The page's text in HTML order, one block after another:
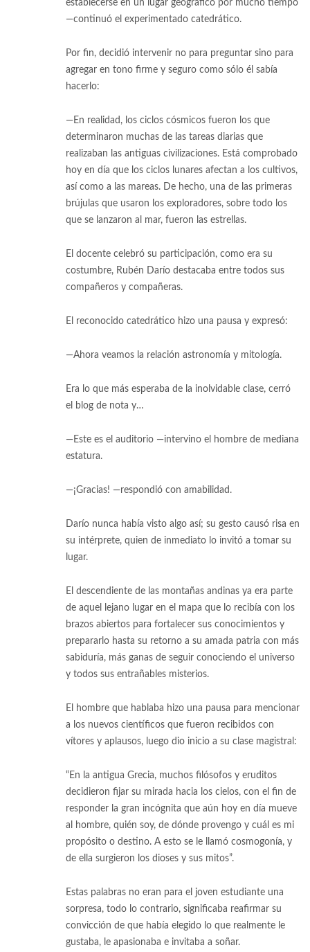
establecerse en un lugar geográfico por mucho tiempo
—continuó el experimentado catedrático.
Por fin, decidió intervenir no para preguntar sino para
agregar en tono firme y seguro como sólo él sabía
hacerlo:
—En realidad, los ciclos cósmicos fueron los que
determinaron muchas de las tareas diarias que
realizaban las antiguas civilizaciones. Está comprobado
hoy en día que los ciclos lunares afectan a los cultivos,
así como a las mareas. De hecho, una de las primeras
brújulas que usaron los exploradores, sobre todo los
que se lanzaron al mar, fueron las estrellas.
El docente celebró su participación, como era su
costumbre, Rubén Darío destacaba entre todos sus
compañeros y compañeras.
El reconocido catedrático hizo una pausa y expresó:
—Ahora veamos la relación astronomía y mitología.
Era lo que más esperaba de la inolvidable clase, cerró
el blog de nota y…
—Este es el auditorio —intervino el hombre de mediana
estatura.
—¡Gracias! —respondió con amabilidad.
Darío nunca había visto algo así; su gesto causó risa en
su intérprete, quien de inmediato lo invitó a tomar su
lugar.
El descendiente de las montañas andinas ya era parte
de aquel lejano lugar en el mapa que lo recibía con los
brazos abiertos para fortalecer sus conocimientos y
prepararlo hasta su retorno a su amada patria con más
sabiduría, más ganas de seguir conociendo el universo
y todos sus entrañables misterios.
El hombre que hablaba hizo una pausa para mencionar
a los nuevos científicos que fueron recibidos con
vítores y aplausos, luego dio inicio a su clase magistral:
“En la antigua Grecia, muchos filósofos y eruditos
decidieron fijar su mirada hacia los cielos, con el fin de
responder la gran incógnita que aún hoy en día mueve
al hombre, quién soy, de dónde provengo y cuál es mi
propósito o destino. A esto se le llamó cosmogonía, y
de ella surgieron los dioses y sus mitos”.
Estas palabras no eran para el joven estudiante una
sorpresa, todo lo contrario, significaba reafirmar su
convicción de que había elegido lo que realmente le
gustaba, le apasionaba e invitaba a soñar.